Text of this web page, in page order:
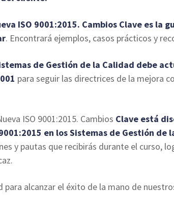
ISO 9001:2015. Cambios Clave es
. Encontrará ejemplos, casos prácticos y
de Gestión de la Calidad debe
para seguir las directrices de la mejora
ISO 9001:2015. Cambios Clave está
en los Sistemas de Gestión
y pautas que recibirás durante el curso,
alcanzar el éxito de la mano de